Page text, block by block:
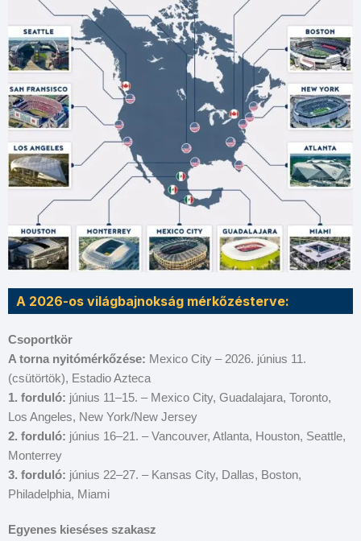
A 2026-os világbajnokság mérkőzésterve:
Csoportkör
A torna nyitómérkőzése: Mexico City – 2026. június 11.
(csütörtök), Estadio Azteca
1. forduló: június 11–15. – Mexico City, Guadalajara, Toronto,
Los Angeles, New York/New Jersey
2. forduló: június 16–21. – Vancouver, Atlanta, Houston, Seattle,
Monterrey
3. forduló: június 22–27. – Kansas City, Dallas, Boston,
Philadelphia, Miami
Egyenes kieséses szakasz